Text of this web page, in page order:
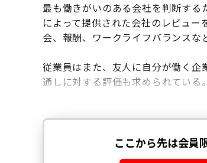
最も働きがいのある会社を判断す
によって提供された会社のレビュ
会、報酬、ワークライフバランスな
従業員はまた、友人に自分が働く
通しに対する評価も求められている